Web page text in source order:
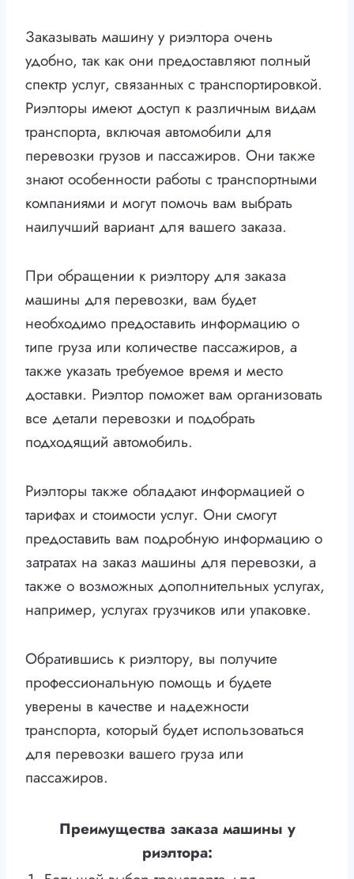
Заказывать машину у риэлтора очень
удобно, так как они предоставляют полный
спектр услуг, связанных с транспортировкой.
Риэлторы имеют доступ к различным видам
транспорта, включая автомобили для
перевозки грузов и пассажиров. Они также
знают особенности работы с транспортными
компаниями и могут помочь вам выбрать
наилучший вариант для вашего заказа.
При обращении к риэлтору для заказа
машины для перевозки, вам будет
необходимо предоставить информацию о
типе груза или количестве пассажиров, а
также указать требуемое время и место
доставки. Риэлтор поможет вам организовать
все детали перевозки и подобрать
подходящий автомобиль.
Риэлторы также обладают информацией о
тарифах и стоимости услуг. Они смогут
предоставить вам подробную информацию о
затратах на заказ машины для перевозки, а
также о возможных дополнительных услугах,
например, услугах грузчиков или упаковке.
Обратившись к риэлтору, вы получите
профессиональную помощь и будете
уверены в качестве и надежности
транспорта, который будет использоваться
для перевозки вашего груза или
пассажиров.
Преимущества заказа машины у
риэлтора: